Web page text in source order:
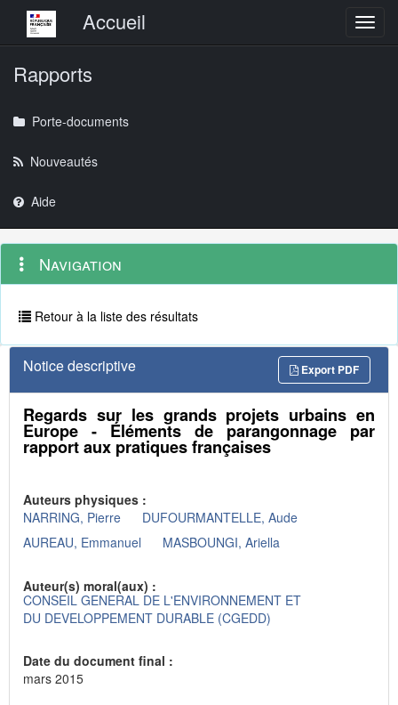
Menu principalAccueil
Rapports
Porte-documents
Nouveautés
Aide
Navigation
outils
Menu
contextuel
Navigation
Retour à la liste des résultats
Notice descriptive Export PDF
Regards sur les grands projets urbains en
Europe - Éléments de parangonnage par
rapport aux pratiques françaises
Auteurs physiques :
NARRING, Pierre
DUFOURMANTELLE, Aude
AUREAU, Emmanuel
MASBOUNGI, Ariella
Auteur(s) moral(aux) :
CONSEIL GENERAL DE L'ENVIRONNEMENT ET
DU DEVELOPPEMENT DURABLE (CGEDD)
Date du document final :
mars 2015